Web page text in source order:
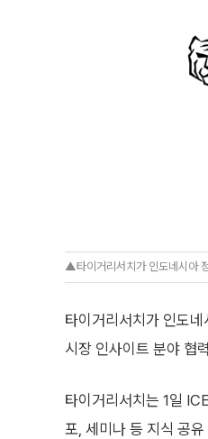
▲타이거리서치가 인도네시아
타이거리서치가 인도
시장 인사이트 분야 협
타이거리서치는 1일
포, 세미나 등 지식 공